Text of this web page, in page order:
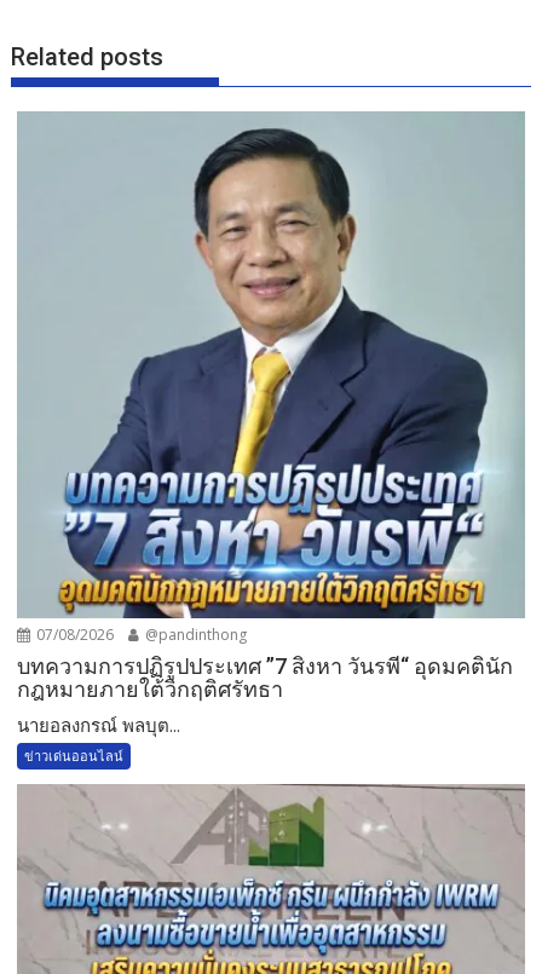
Related posts
07/08/2026 @pandinthong
บทความการปฏิรูปประเทศ ”7 สิงหา วันรพี“ อุดมคตินัก
กฎหมายภายใต้วิกฤติศรัทธา
นายอลงกรณ์ พลบุต...
ข่าวเด่นออนไลน์